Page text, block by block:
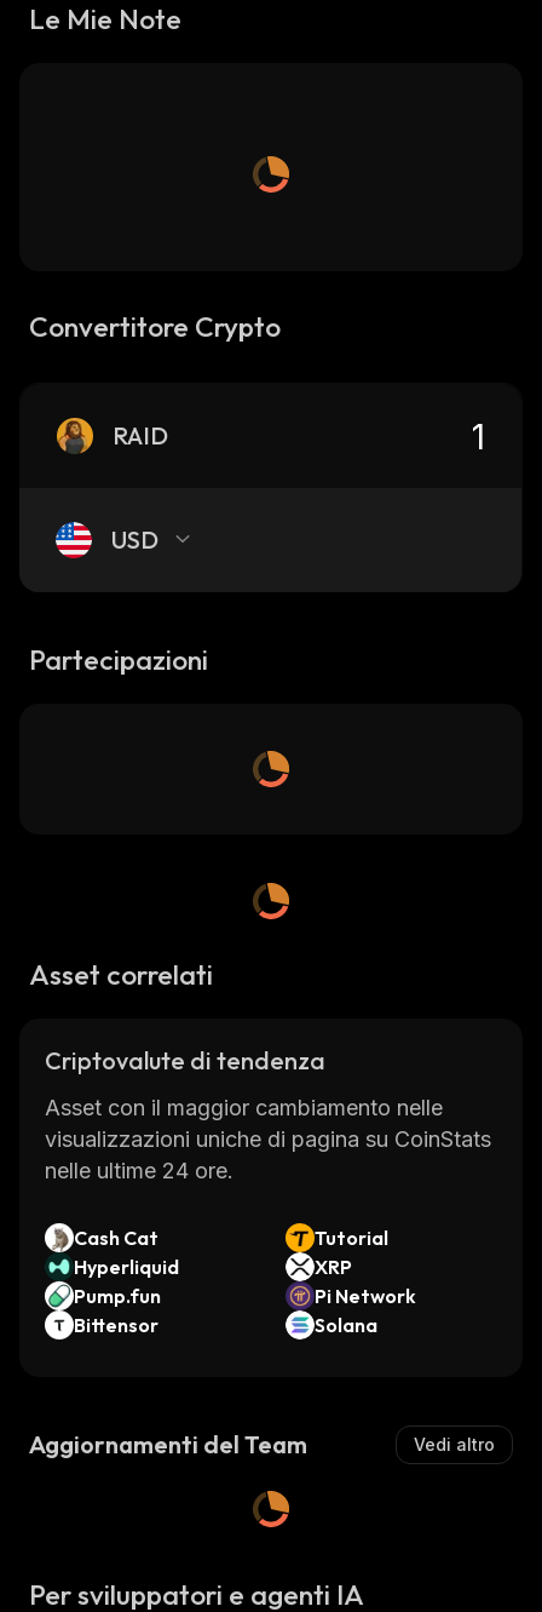
Le Mie Note
Convertitore Crypto
RAID
USD
Partecipazioni
Asset correlati
Criptovalute di tendenza
Asset con il maggior cambiamento nelle
visualizzazioni uniche di pagina su CoinStats
nelle ultime 24 ore.
Cash Cat
Tutorial
Hyperliquid
XRP
Pump.fun
Pi Network
Bittensor
Solana
Aggiornamenti del Team Vedi altro
Per sviluppatori e agenti IA